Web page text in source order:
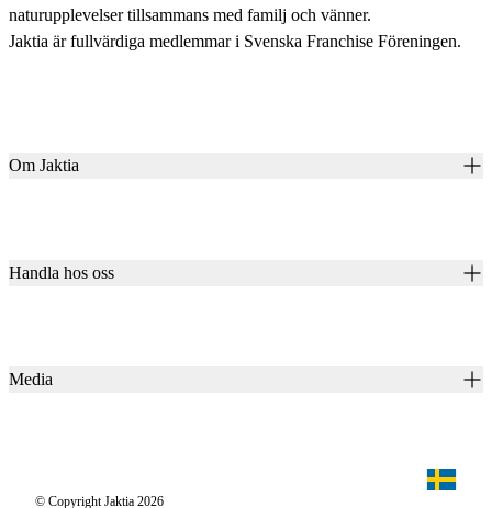
naturupplevelser tillsammans med familj och vänner.
Jaktia är fullvärdiga medlemmar i Svenska Franchise Föreningen.
Om Jaktia
Jaktia Brand Guidelines
Handla hos oss
Köpvillkor för företagskunder
Media
Jägaren© Copyright Jaktia 2026